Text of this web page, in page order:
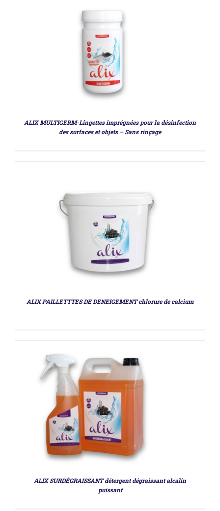
ALIX MULTIGERM-Lingettes imprégnées pour la désinfection
des surfaces et objets – Sans rinçage
DÉTAILS
ALIX PAILLETTTES DE DENEIGEMENT chlorure de calcium
DÉTAILS
ALIX SURDÉGRAISSANT détergent dégraissant alcalin
puissant
DÉTAILS